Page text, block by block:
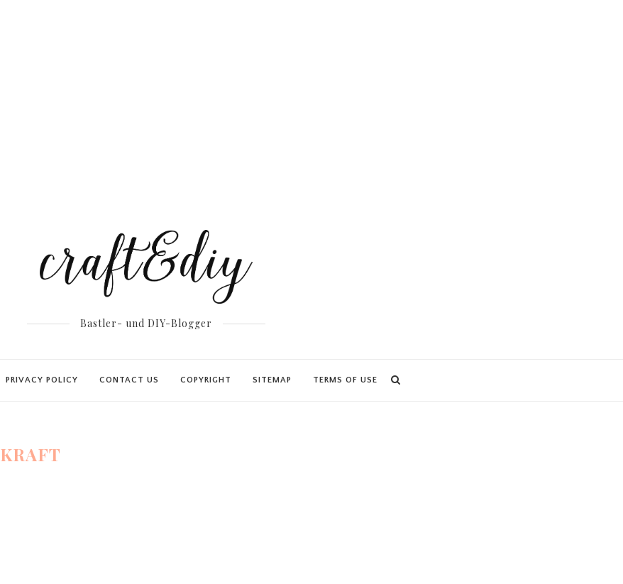
Bastler- und DIY-Blogger
PRIVACY POLICY CONTACT US COPYRIGHT SITEMAP TERMS OF USE
KRAFT